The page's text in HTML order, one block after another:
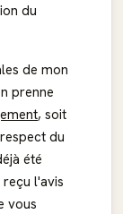
du
de mon
prenne
, soit
du
été
l'avis
vous